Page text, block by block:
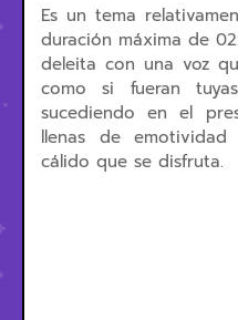
Es un tema
duración máxima de
deleita con una voz
como si fueran
sucediendo en el
llenas de
cálido que se disfruta.